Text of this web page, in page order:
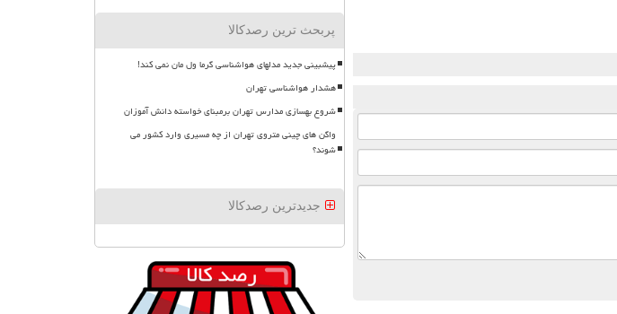
پربحث ترین رصدکالا
پیشبینی جدید مدلهای هواشناسی گرما ول مان نمی کند!
هشدار هواشناسی تهران
شروع بهسازی مدارس تهران برمبنای خواسته دانش آموزان
واگن های چینی متروی تهران از چه مسیری وارد کشور می
شوند؟
جدیدترین رصدکالا